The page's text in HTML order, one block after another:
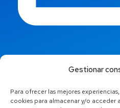
Gestionar
Para ofrecer las mejores
cookies para almacenar y/o acceder